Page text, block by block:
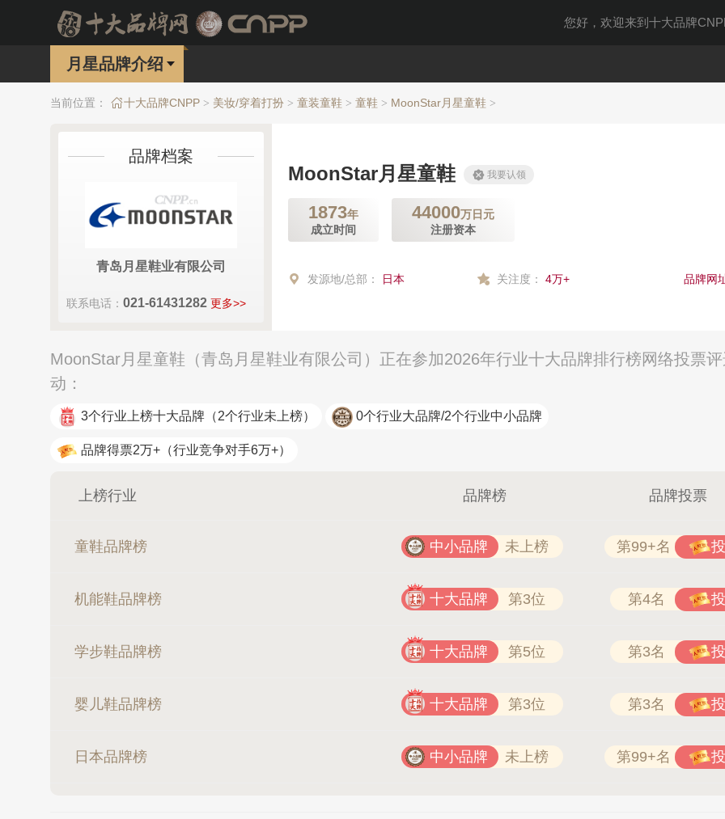
您好，欢迎来到十大品牌
月星品牌介绍
当前位置： 十大品牌CNPP > 美妆/穿着打扮 > 童装童鞋 > 童鞋 > MoonStar月星童鞋 >
品牌档案
青岛月星鞋业有限公司
联系电话： 021-61431282 更多>>
MoonStar月星童鞋 我要认领
1873年
成立时间
44000万日元
注册资本
发源地/总部： 日本 关注度： 4万+ 品牌网
MoonStar月星童鞋（青岛月星鞋业有限公司）正在参加2026年行业十大品牌排行榜网络投票
动：
3个行业上榜十大品牌 （2个行业未上榜） 0个行业大品牌/2个行业中小品牌
品牌得票2万+ （行业竞争对手6万+）
上榜行业 品牌榜 品牌投票
童鞋品牌榜 中小品牌 未上榜 第99+名
机能鞋品牌榜 十大品牌 第3位 第4名
学步鞋品牌榜 十大品牌 第5位 第3名
婴儿鞋品牌榜 十大品牌 第3位 第3名
日本品牌榜 中小品牌 未上榜 第99+名